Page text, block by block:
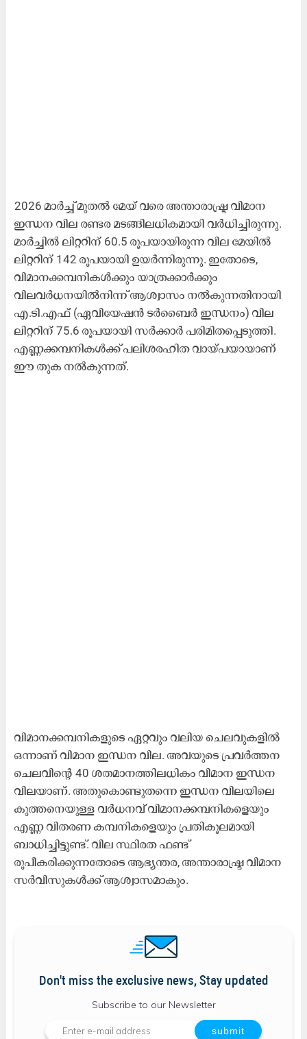
2026 മാർച്ച് മുതൽ മേയ് വരെ അന്താരാഷ്ട്ര വിമാന
ഇന്ധന വില രണ്ടര മടങ്ങിലധികമായി വർധിച്ചിരുന്നു.
മാർച്ചിൽ ലിറ്ററിന് 60.5 രൂപയായിരുന്ന വില മേയിൽ
ലിറ്ററിന് 142 രൂപയായി ഉയർന്നിരുന്നു. ഇതോടെ,
വിമാനക്കമ്പനികൾക്കും യാത്രക്കാർക്കും
വിലവർധനയിൽനിന്ന് ആശ്വാസം നൽകുന്നതിനായി
എ.ടി.എഫ് (ഏവിയേഷൻ ടർബൈർ ഇന്ധനം) വില
ലിറ്ററിന് 75.6 രൂപയായി സർക്കാർ പരിമിതപ്പെടുത്തി.
എണ്ണക്കമ്പനികൾക്ക് പലിശരഹിത വായ്പയായാണ്
ഈ തുക നൽകുന്നത്.
വിമാനക്കമ്പനികളുടെ ഏറ്റവും വലിയ ചെലവുകളിൽ
ഒന്നാണ് വിമാന ഇന്ധന വില. അവയുടെ പ്രവർത്തന
ചെലവിന്റെ 40 ശതമാനത്തിലധികം വിമാന ഇന്ധന
വിലയാണ്. അതുകൊണ്ടുതന്നെ ഇന്ധന വിലയിലെ
കുത്തനെയുള്ള വർധനവ് വിമാനക്കമ്പനികളെയും
എണ്ണ വിതരണ കമ്പനികളെയും പ്രതികൂലമായി
ബാധിച്ചിട്ടുണ്ട്. വില സ്ഥിരത ഫണ്ട്
രൂപീകരിക്കുന്നതോടെ ആഭ്യന്തര, അന്താരാഷ്ട്ര വിമാന
സർവിസുകൾക്ക് ആശ്വാസമാകും.
Don't miss the exclusive news, Stay updated
Subscribe to our Newsletter